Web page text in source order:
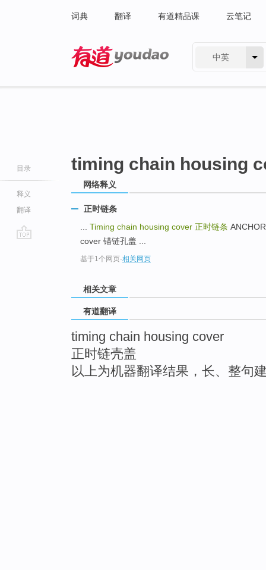
词典 翻译 有道精品课 云笔记
中英
目录
释义
翻译
timing chain housing
网络释义
正时链条
Timing chain housing cover 正时链条
cover 锚链孔盖 ...
基于1个网页-相关网页
相关文章
有道翻译
timing chain housing cover
正时链壳盖
以上为机器翻译结果，长、整句